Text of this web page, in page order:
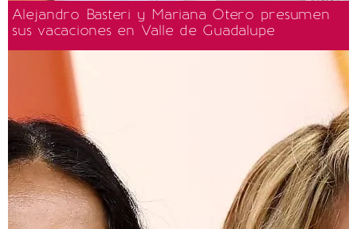
Alejandro Basteri y Mariana Otero presumen
sus vacaciones en Valle de Guadalupe